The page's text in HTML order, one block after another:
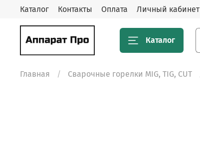
Каталог Контакты Оплата Личный кабинет
Каталог
Главная Сварочные горелки MIG, TIG, CUT